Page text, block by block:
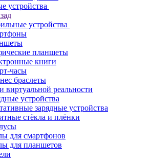
устройства
устройства
планшеты
книги
часы
браслеты
виртуальной реальности
устройства
зарядные устройства
стёкла и плёнки
для смартфонов
для планшетов